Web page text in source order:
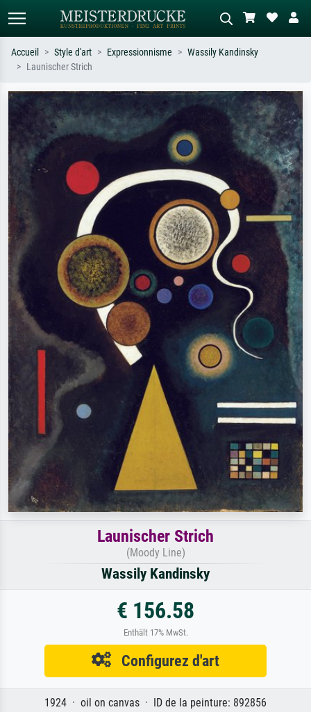
Recherchez par artiste, titre ou style –
ex. Monet, Nuit étoilée,
impressionnisme, vague de Hokusai,
Décrivez la scène – ex. prairie verte,
abstrait avec beaucoup de rouge,
tableau sombre, nu debout près d'un
arbre.
Accueil Style d'art Expressionnisme
Wassily Kandinsky
Launischer Strich
Launischer Strich
(Moody Line)
Wassily Kandinsky
€ 156.58
Enthält 17% MwSt.
Configurez d'art
1924 · oil on canvas · ID de la peinture: 892856